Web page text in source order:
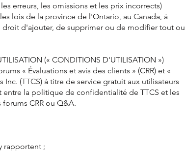
erreurs, les omissions et les prix incorrects)
lois de la province de l'Ontario, au Canada, à
d'ajouter, de supprimer ou de modifier tout ou
(« CONDITIONS D'UTILISATION »)
« Évaluations et avis des clients » (CRR) et «
(TTCS) à titre de service gratuit aux utilisateurs
la politique de confidentialité de TTCS et les
CRR ou Q&A.
rapportent ;